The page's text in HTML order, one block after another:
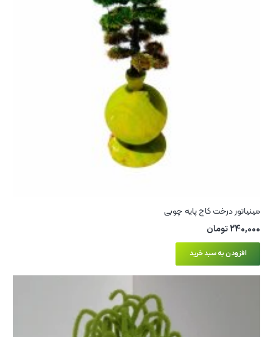
مینیاتور درخت کاج پایه چوبی
240,000تومان
افزودن به سبد خرید